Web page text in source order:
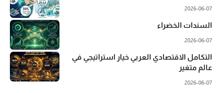
2026-06-07
السندات الخضراء
2026-06-07
التكامل الاقتصادي العربي خيار استراتيجي في
عالم متغير
2026-06-07